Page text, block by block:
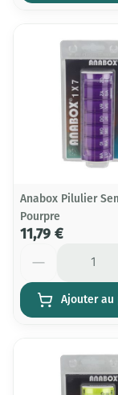
Anabox Pilulier
Pourpre
11,79 €
Ajouter au